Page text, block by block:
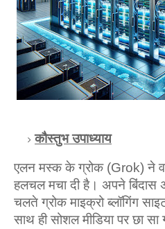
कौस्‍तुभ उपाध्‍याय
एलन मस्‍क के ग्रोक (Grok) ने
हलचल मचा दी है। अपने बिंदास
चलते ग्रोक माइक्रो ब्‍लॉगिंग
साथ ही सोशल मीडिया पर छा